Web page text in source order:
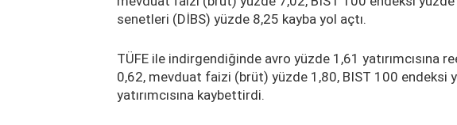
senetleri (DİBS) yüzde 8,25 kayba yol açtı.
TÜFE ile indirgendiğinde avro yüzde 1,61 yatırımcısına
0,62, mevduat faizi (brüt) yüzde 1,80, BIST 100 endeksi
yatırımcısına kaybettirdi.